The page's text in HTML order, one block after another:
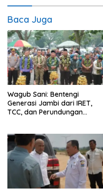
Baca Juga
Wagub Sani: Bentengi
Generasi Jambi dari IRET,
TCC, dan Perundungan